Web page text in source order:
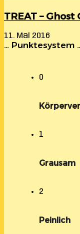
TREAT –
11. Mai 2016
… Punktesystem
0
1
Grausam
2
Peinlich